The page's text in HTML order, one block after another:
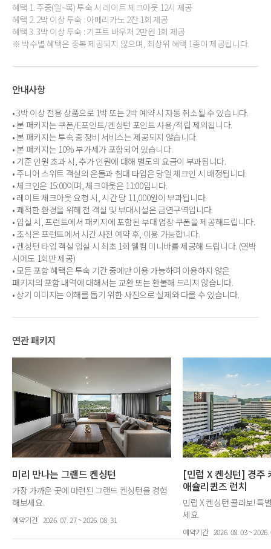
혜택 1. 주중(일~목) 투숙 시 레이트 체크아웃 12시 제공
혜택 2. 2박 이상 투숙 : 아메리카노 2잔 1회 제공
혜택 3. 3박 이상 투숙 : 기프트 바우처 2만원 1회 제공
※ 박수별 혜택은 중복 제공되지 않으며, 최상위 혜택 1종이 제공됩니다.
안내사항
• 3박 이상 전용 상품으로 1박 또는 2박 예약 시 자동 취소될 수 있습니다.
• 본 패키지는 쿠폰/E포인트/켄싱턴 포인트 사용/적립 제외됩니다.
• 본 패키지는 투숙 중 정비 서비스는 제공되지 않습니다.
• 본 패키지는 10% 부가세가 포함되어 있습니다.
• 기준 인원 초과 시, 추가 인원에 대해 별도의 요금이 부과됩니다.
• 주니어 스위트 객실의 온돌과 침대 타입은 당일 체크인 시 배정됩니다.
• 체크인은 15:00이며, 체크아웃은 11:00입니다.
• 레이트 체크아웃 요청 시, 시간 당 11,000원이 부과됩니다.
• 쾌적한 환경을 위해 전 객실 및 부대시설은 금연구역입니다.
• 입실 시, 프런트에서 패키지에 포함된 부대 업장 쿠폰을 제공해드립니다.
• 조식은 프런트에서 시간 사전 예약 후, 이용 가능합니다.
• 켄싱턴 타입 객실 입실 시 최초 1회 웰컴 미니바를 제공해 드립니다. (연박
시에도 1회만 제공)
• 모든 포함 혜택은 투숙 기간 중에만 이용 가능하며 이용하지 않은
패키지의 포함 내역에 대해서는 교환 또는 환불해 드리지 않습니다.
• 상기 이미지는 이해를 돕기 위한 사진으로 실제와 다를 수 있습니다.
연관 패키지
미리 만나는 그랜드 켄싱턴
가장 가까운 곳에 마련된 그랜드 켄싱턴을 경험
해보세요.
예약기간 2026. 07. 27 ~ 2026. 08. 31
[민럽 X 켄싱턴] 경주
애슐리퀸즈 런치
민럽 X 켄싱턴 콜라보! 특
세요.
객실 1박 + 뽀로로 아쿠
런치 3인 + 키즈 플레이존
예약기간 2026. 08. 03 ~ 2026.